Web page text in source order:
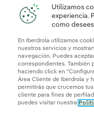
Utilizamos
experiencia.
como
En Iberdrola utilizamos
nuestros servicios y
navegación. Puedes
correspondientes. También
haciendo click en
Área Cliente de Iberdrola y
permitirás que crucemos
cliente para fines de
puedes visitar nuestra